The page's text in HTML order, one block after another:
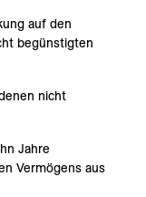
auf den
begünstigten
nicht
Jahre
Vermögens aus